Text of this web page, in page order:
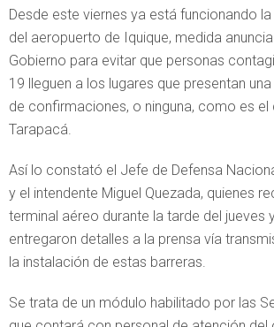
Desde este viernes ya está funcionando
del aeropuerto de Iquique, medida
Gobierno para evitar que personas
19 lleguen a los lugares que presentan
de confirmaciones, o ninguna, como es el
Tarapacá.
Así lo constató el Jefe de Defensa
y el intendente Miguel Quezada, quienes
terminal aéreo durante la tarde del jueves
entregaron detalles a la prensa vía
la instalación de estas barreras.
Se trata de un módulo habilitado por las